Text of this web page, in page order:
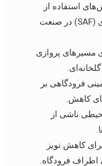
استفاده از
سوخت‌های پایدار هوانوردی (SAF) در صنعت
مسیرهای پروازی
فرودگاهی بر
کاهش.
ناشی از
کاهش نویز
اطراف فرودگاه.